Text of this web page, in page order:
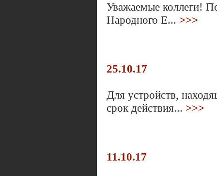
Уважаемые коллеги!
Народного Е... >>>
25.10.17
Для устройств,
срок действия... >>>
11.10.17